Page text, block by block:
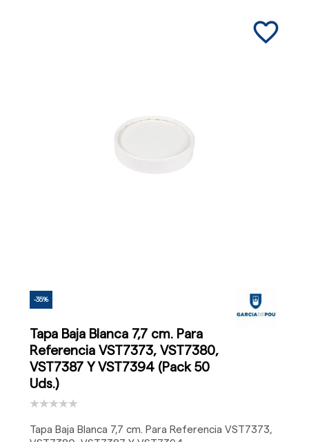
favorite_border
-35%
Tapa Baja Blanca 7,7 cm. Para
Referencia VST7373, VST7380,
VST7387 Y VST7394 (Pack 50
Uds.)
Tapa Baja Blanca 7,7 cm. Para Referencia VST7373,